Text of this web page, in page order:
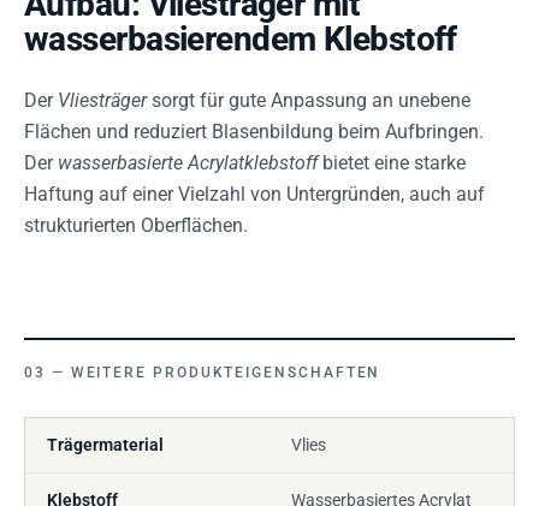
wasserbasierendem Klebstoff
Der Vliesträgersorgt für gute Anpassung an unebene
Flächen und reduziert Blasenbildung beim Aufbringen.
Der wasserbasierte Acrylatklebstoffbietet eine starke
Haftung auf einer Vielzahl von Untergründen, auch auf
strukturierten Oberflächen.
WEITERE PRODUKTEIGENSCHAFTEN
Trägermaterial Vlies
Klebstoff Wasserbasiertes Acrylat